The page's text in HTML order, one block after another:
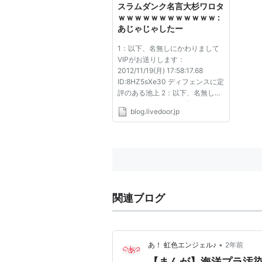
スラムダンク名言大杉ワロタ
ｗｗｗｗｗｗｗｗｗｗｗｗ :
あじゃじゃしたー
1：以下、名無しにかわりまして
VIPがお送りします：
2012/11/19(月) 17:58:17.68
ID:8HZ5sXe30 ディフェンスに定
評のある池上 2：以下、名無しに
かわりましてVIPがお送りしま
す：2012/11/19(月) 17:59:22.42
blog.livedoor.jp
関連ブログ
あ！ 虹色エンジェル♪ • 2年前